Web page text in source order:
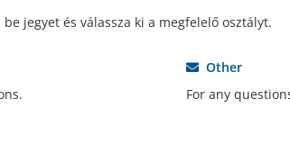
jegyet és válassza ki a megfelelő osztályt.
Other
For any